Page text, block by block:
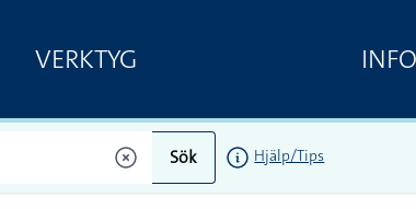
VERKTYG
Sök Hjälp/Tips